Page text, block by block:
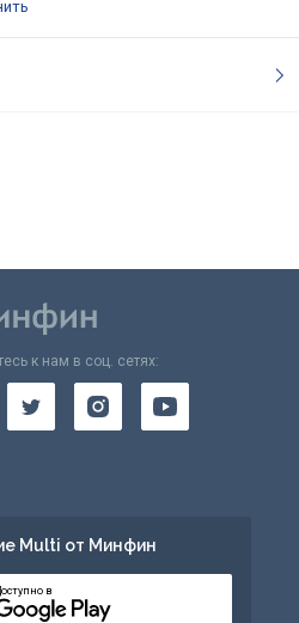
к нам в соц. сетях:
Multi от Минфин
в